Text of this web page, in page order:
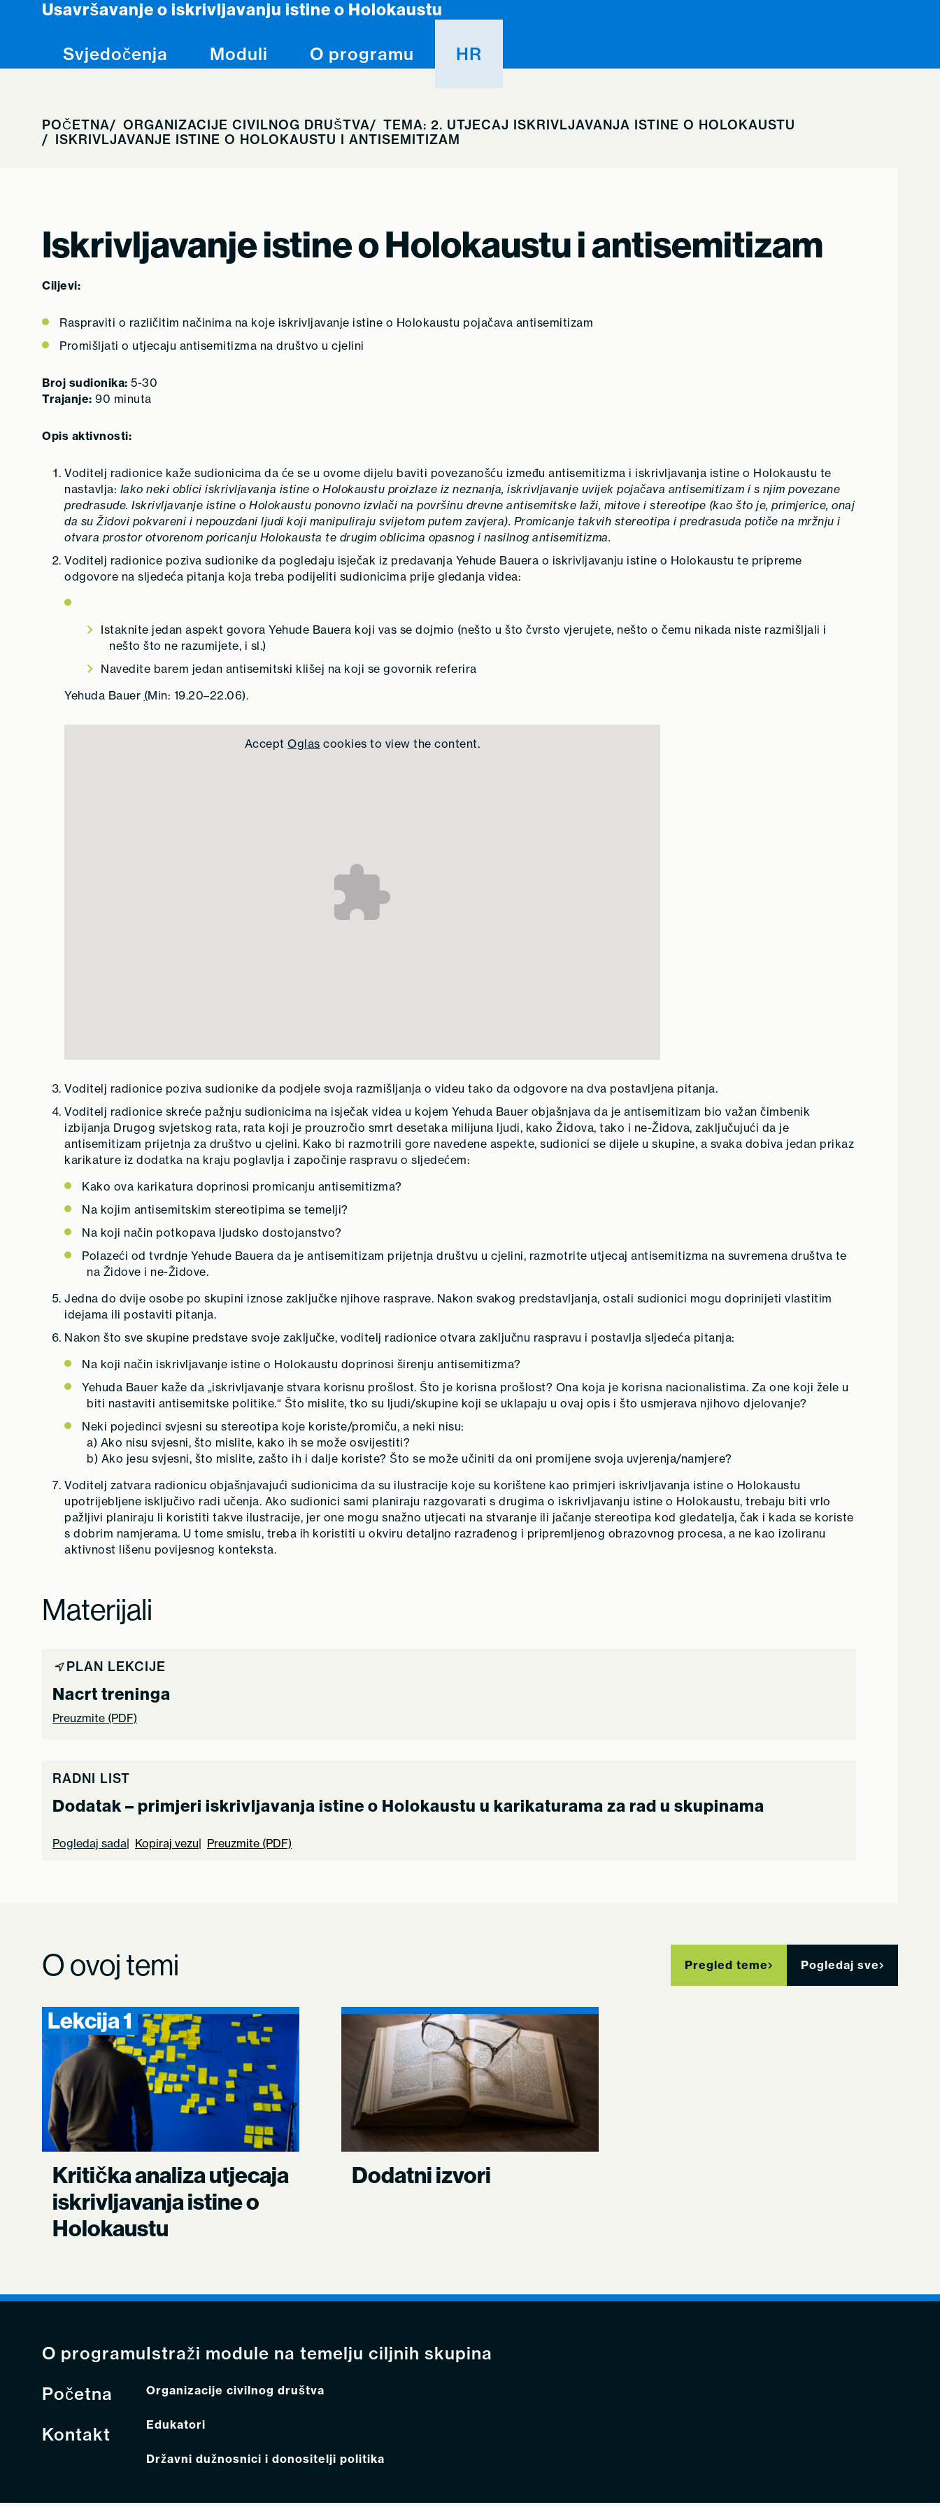
Skip to content
Usavršavanje o iskrivljavanju istine o Holokaustu
Svjedočenja Moduli O programu HR
POČETNA ORGANIZACIJE CIVILNOG DRUŠTVA
TEMA: 2. UTJECAJ ISKRIVLJAVANJA ISTINE O HOLOKAUSTU
ISKRIVLJAVANJE ISTINE O HOLOKAUSTU I ANTISEMITIZAM
Iskrivljavanje istine o Holokaustu i antisemitizam
Ciljevi:
Raspraviti o različitim načinima na koje iskrivljavanje istine o Holokaustu pojačava antisemitizam
Promišljati o utjecaju antisemitizma na društvo u cjelini
Broj sudionika: 5-30
Trajanje: 90 minuta
Opis aktivnosti:
Voditelj radionice kaže sudionicima da će se u ovome dijelu baviti povezanošću između antisemitizma i iskrivljavanja istine o Holokaustu te
nastavlja: Iako neki oblici iskrivljavanja istine o Holokaustu proizlaze iz neznanja, iskrivljavanje uvijek pojačava antisemitizam i s njim povezane
predrasude. Iskrivljavanje istine o Holokaustu ponovno izvlači na površinu drevne antisemitske laži, mitove i stereotipe (kao što je, primjerice, onaj
da su Židovi pokvareni i nepouzdani ljudi koji manipuliraju svijetom putem zavjera). Promicanje takvih stereotipa i predrasuda potiče na mržnju i
otvara prostor otvorenom poricanju Holokausta te drugim oblicima opasnog i nasilnog antisemitizma.
Voditelj radionice poziva sudionike da pogledaju isječak iz predavanja Yehude Bauera o iskrivljavanju istine o Holokaustu te pripreme
odgovore na sljedeća pitanja koja treba podijeliti sudionicima prije gledanja videa:
Istaknite jedan aspekt govora Yehude Bauera koji vas se dojmio (nešto u što čvrsto vjerujete, nešto o čemu nikada niste razmišljali i
nešto što ne razumijete, i sl.)
Navedite barem jedan antisemitski klišej na koji se govornik referira
Yehuda Bauer (Min: 19.20–22.06).
AcceptOglas cookies to view the content.
Voditelj radionice poziva sudionike da podjele svoja razmišljanja o videu tako da odgovore na dva postavljena pitanja.
Voditelj radionice skreće pažnju sudionicima na isječak videa u kojem Yehuda Bauer objašnjava da je antisemitizam bio važan čimbenik
izbijanja Drugog svjetskog rata, rata koji je prouzročio smrt desetaka milijuna ljudi, kako Židova, tako i ne-Židova, zaključujući da je
antisemitizam prijetnja za društvo u cjelini. Kako bi razmotrili gore navedene aspekte, sudionici se dijele u skupine, a svaka dobiva jedan prikaz
karikature iz dodatka na kraju poglavlja i započinje raspravu o sljedećem:
Kako ova karikatura doprinosi promicanju antisemitizma?
Na kojim antisemitskim stereotipima se temelji?
Na koji način potkopava ljudsko dostojanstvo?
Polazeći od tvrdnje Yehude Bauera da je antisemitizam prijetnja društvu u cjelini, razmotrite utjecaj antisemitizma na suvremena društva te
na Židove i ne-Židove.
Jedna do dvije osobe po skupini iznose zaključke njihove rasprave. Nakon svakog predstavljanja, ostali sudionici mogu doprinijeti vlastitim
idejama ili postaviti pitanja.
Nakon što sve skupine predstave svoje zaključke, voditelj radionice otvara zaključnu raspravu i postavlja sljedeća pitanja:
Na koji način iskrivljavanje istine o Holokaustu doprinosi širenju antisemitizma?
Yehuda Bauer kaže da „iskrivljavanje stvara korisnu prošlost. Što je korisna prošlost? Ona koja je korisna nacionalistima. Za one koji žele u
biti nastaviti antisemitske politike.“ Što mislite, tko su ljudi/skupine koji se uklapaju u ovaj opis i što usmjerava njihovo djelovanje?
Neki pojedinci svjesni su stereotipa koje koriste/promiču, a neki nisu:
a) Ako nisu svjesni, što mislite, kako ih se može osvijestiti?
b) Ako jesu svjesni, što mislite, zašto ih i dalje koriste? Što se može učiniti da oni promijene svoja uvjerenja/namjere?
Voditelj zatvara radionicu objašnjavajući sudionicima da su ilustracije koje su korištene kao primjeri iskrivljavanja istine o Holokaustu
upotrijebljene isključivo radi učenja. Ako sudionici sami planiraju razgovarati s drugima o iskrivljavanju istine o Holokaustu, trebaju biti vrlo
pažljivi planiraju li koristiti takve ilustracije, jer one mogu snažno utjecati na stvaranje ili jačanje stereotipa kod gledatelja, čak i kada se koriste
s dobrim namjerama. U tome smislu, treba ih koristiti u okviru detaljno razrađenog i pripremljenog obrazovnog procesa, a ne kao izoliranu
aktivnost lišenu povijesnog konteksta.
Materijali
PLAN LEKCIJE
Nacrt treninga
Preuzmite (PDF)
RADNI LIST
Dodatak – primjeri iskrivljavanja istine o Holokaustu u karikaturama za rad u skupinama
Pogledaj sada Kopiraj vezu Preuzmite (PDF)
O ovoj temi Pregled teme Pogledaj sve
Lekcija 1
Kritička analiza utjecaja
iskrivljavanja istine o
Holokaustu
Dodatni izvori
O programu
Početna
Kontakt
Istraži module na temelju ciljnih skupina
Organizacije civilnog društva
Edukatori
Državni dužnosnici i donositelji politika